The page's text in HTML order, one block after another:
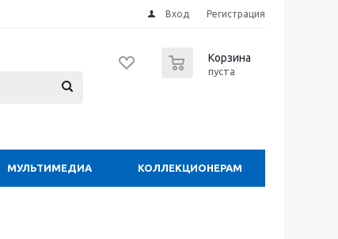
Вход Регистрация
Корзина
пуста
МУЛЬТИМЕДИА КОЛЛЕКЦИОНЕРАМ